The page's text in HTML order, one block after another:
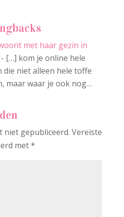
met haar gezin in
- […] kom je online hele
die niet alleen hele toffe
maar waar je ook nog…
niet gepubliceerd. Vereiste
met*